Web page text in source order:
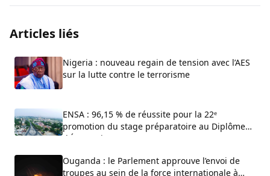
Articles liés
Nigeria : nouveau regain de tension avec l’AES
sur la lutte contre le terrorisme
ENSA : 96,15 % de réussite pour la 22ᵉ
promotion du stage préparatoire au Diplôme
d’État-Major
Ouganda : le Parlement approuve l’envoi de
troupes au sein de la force internationale à